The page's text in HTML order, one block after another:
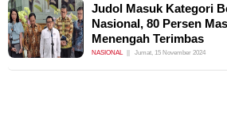
Judol Masuk Kategori
Nasional, 80 Persen
Menengah Terimbas
NASIONAL Jumat, 15 November 2024